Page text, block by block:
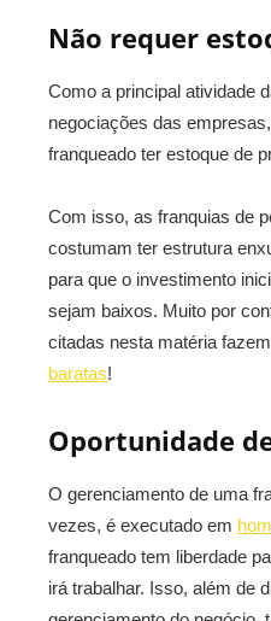
Não requer
Como a principal atividade
negociações das
franqueado ter estoque de
Com isso, as franquias de
costumam ter estrutura
para que o investimento
sejam baixos. Muito por
citadas nesta matéria
baratas!
Oportunidade
O gerenciamento de uma
vezes, é executado em
franqueado tem liberdade
irá trabalhar. Isso, além de